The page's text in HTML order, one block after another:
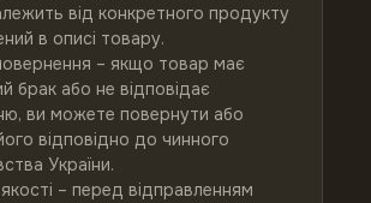
від конкретного продукту
в описі товару.
– якщо товар має
брак або не відповідає
ви можете повернути або
відповідно до чинного
України.
– перед відправленням